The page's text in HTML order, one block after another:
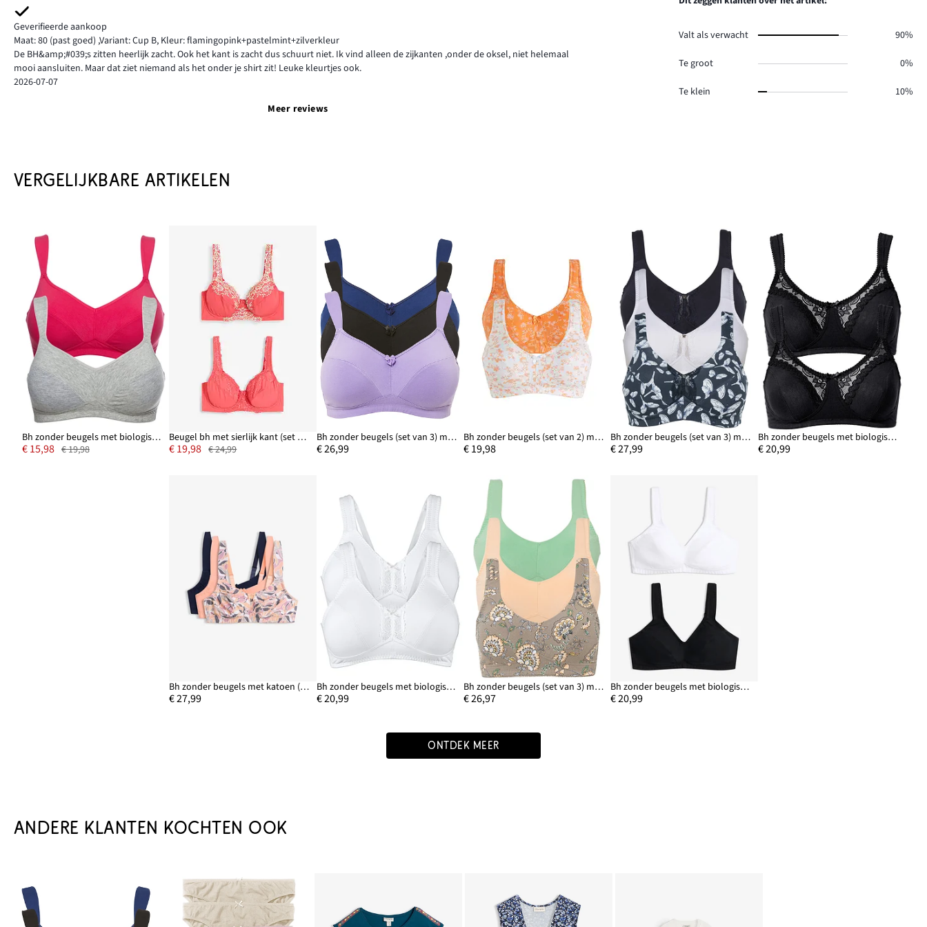
Geverifieerde aankoop
Maat: 80 (past goed) ,Variant: Cup B, Kleur: flamingopink+pastelmint+zilverkleur
De BH&amp;#039;s zitten heerlijk zacht. Ook het kant is zacht dus schuurt niet. Ik vind alleen de zijkanten ,onder de oksel, niet helemaal
mooi aansluiten. Maar dat ziet niemand als het onder je shirt zit! Leuke kleurtjes ook.
2026-07-07
Meer reviews
Valt als verwacht 90%
Te groot 0%
Te klein 10%
VERGELIJKBARE ARTIKELEN
Bh zonder beugels met biologisch katoen (set van 2)
€ 15,98 € 19,98
Beugel bh met sierlijk kant (set van 2)
€ 19,98 € 24,99
Bh zonder beugels (set van 3) met katoen
€ 26,99
Bh zonder beugels (set van 2) met biologisch katoen
€ 19,98
Bh zonder beugels (set van 3) met biologisch katoen
€ 27,99
Bh zonder beugels met biologisch katoen (set van 2)
€ 20,99
Bh zonder beugels met katoen (set van 3)
€ 27,99
Bh zonder beugels met biologisch katoen (set van 2)
€ 20,99
Bh zonder beugels (set van 3) met biologisch katoen
€ 26,97
Bh zonder beugels met biologisch katoen (set van 2)
€ 20,99
ONTDEK MEER
ANDERE KLANTEN KOCHTEN OOK